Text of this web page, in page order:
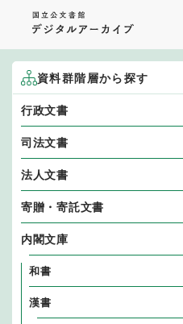
資料群階層から探す
行政文書
司法文書
法人文書
寄贈・寄託文書
内閣文庫
和書
漢書